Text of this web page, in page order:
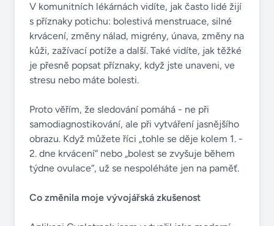
V komunitních lékárnách vidíte, jak často lidé žijí
s příznaky potichu: bolestivá menstruace, silné
krvácení, změny nálad, migrény, únava, změny na
kůži, zažívací potíže a další. Také vidíte, jak těžké
je přesně popsat příznaky, když jste unaveni, ve
stresu nebo máte bolesti.
Proto věřím, že sledování pomáhá - ne při
samodiagnostikování, ale při vytváření jasnějšího
obrazu. Když můžete říci „tohle se děje kolem 1. -
2. dne krvácení“ nebo „bolest se zvyšuje během
týdne ovulace“, už se nespoléháte jen na paměť.
Co změnila moje vývojářská zkušenost